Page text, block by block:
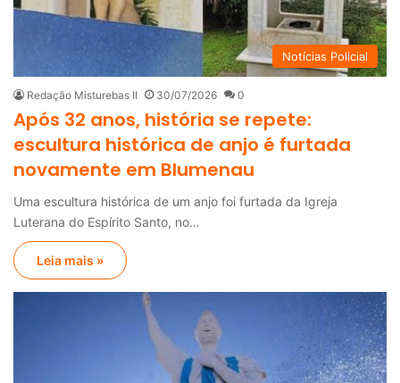
Notícias Policial
Redação Misturebas II 30/07/2026 0
Após 32 anos, história se repete:
escultura histórica de anjo é furtada
novamente em Blumenau
Uma escultura histórica de um anjo foi furtada da Igreja
Luterana do Espírito Santo, no…
Leia mais »